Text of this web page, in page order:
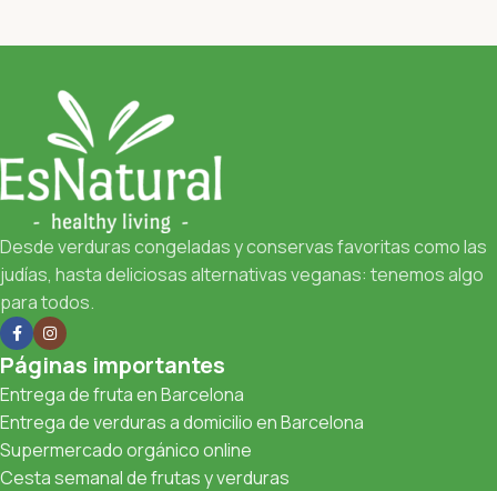
Desde verduras congeladas y conservas favoritas como las
judías, hasta deliciosas alternativas veganas: tenemos algo
para todos.
Páginas importantes
Entrega de fruta en Barcelona
Entrega de verduras a domicilio en Barcelona
Supermercado orgánico online
Cesta semanal de frutas y verduras